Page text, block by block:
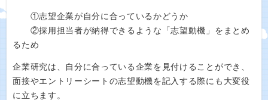
①志望企業が自分に合っているかどうか
②採用担当者が納得できるような「志望動機」をまとめ
るため
企業研究は、自分に合っている企業を見付けることができ、
面接やエントリーシートの志望動機を記入する際にも大変役
に立ちます。